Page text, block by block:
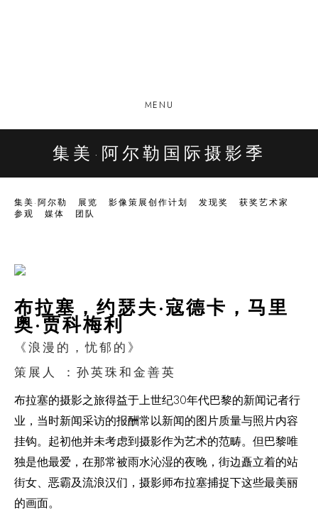
MENU
集美·阿尔勒国际摄影季
集美·阿尔勒 展览 影像策展创作计划 发现奖
获奖艺术家
参观
媒体 团队
布拉塞，约瑟夫·寇德卡，马里
奥·贾科梅利
《浪漫的，忧郁的》
策展人 ：孙英珠和金善英
布拉塞的摄影之旅得益于上世纪30年代巴黎的新闻记者行
业，当时新闻采访的报酬常以新闻的图片质量与照片内容
挂钩。起初他并未考虑到摄影作为艺术的范畴。但巴黎唯
独是他最爱，在那常被雨水沁湿的夜晚，街边矗立着的站
街女、恶霸及流浪汉们，摄影师布拉塞捕捉下这些最美丽
的画面。